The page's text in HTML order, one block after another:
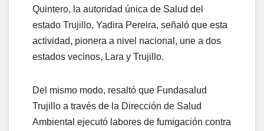
Quintero, la autoridad única de Salud del
estado Trujillo, Yadira Pereira, señaló que esta
actividad, pionera a nivel nacional, une a dos
estados vecinos, Lara y Trujillo.
Del mismo modo, resaltó que Fundasalud
Trujillo a través de la Dirección de Salud
Ambiental ejecutó labores de fumigación contra